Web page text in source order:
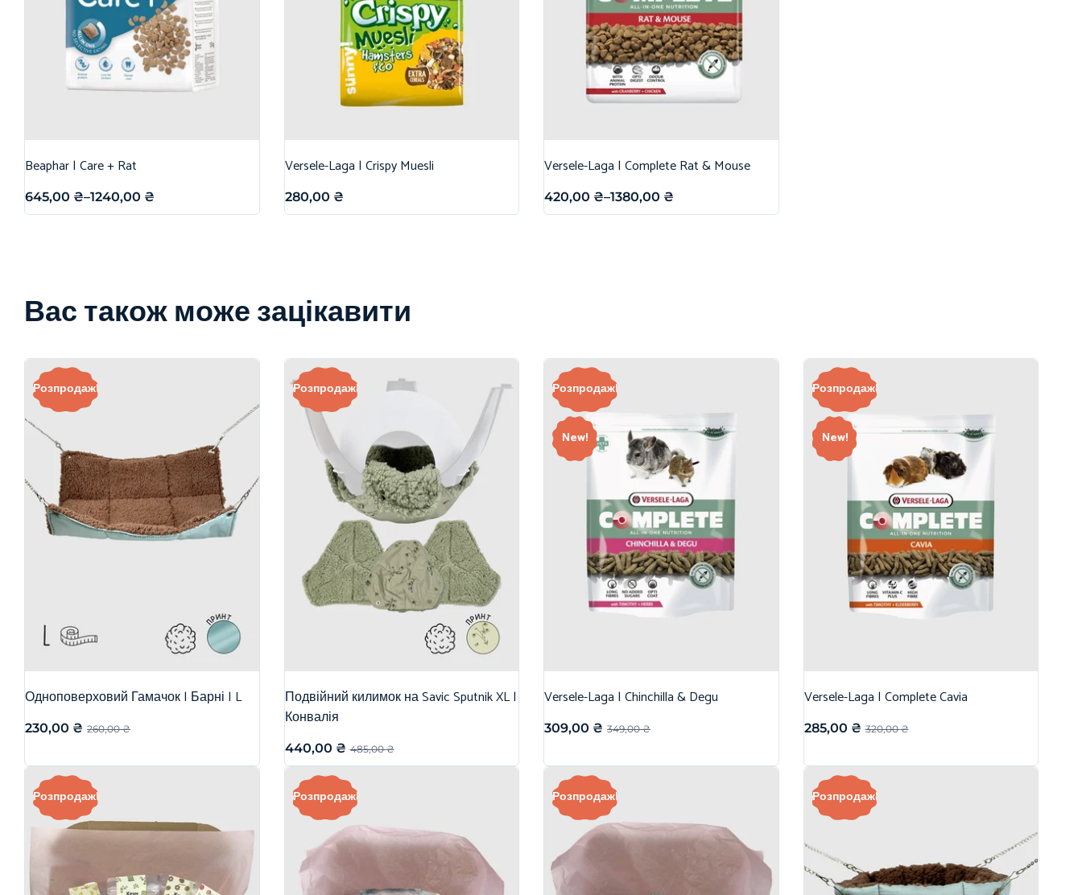
Beaphar | Care + Rat
645,00 ₴–1240,00 ₴
Versele-Laga | Crispy Muesli
280,00 ₴
Versele-Laga | Complete Rat & Mouse
420,00 ₴–1380,00 ₴
Вас також може зацікавити
Розпродаж!
Одноповерховий Гамачок | Барні | L
260,00₴
230,00 ₴
Розпродаж!
Подвійний килимок на Savic Sputnik XL |
Конвалія
485,00₴
440,00 ₴
New!
Розпродаж!
Versele-Laga | Chinchilla & Degu
349,00₴
309,00 ₴
New!
Розпродаж!
Versele-Laga | Complete Cavia
320,00₴
285,00 ₴
Розпродаж! Розпродаж! Розпродаж! Розпродаж!